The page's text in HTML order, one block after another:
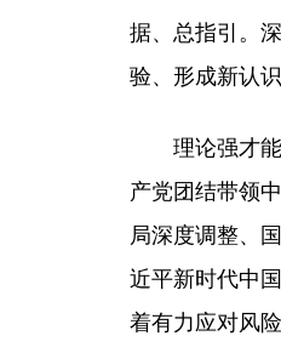
据、总指引。
验、形成新认
理论强才
产党团结带领
局深度调整、
近平新时代中
着有力应对风